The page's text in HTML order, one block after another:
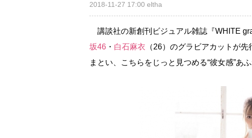
2018-11-27 17:00 eltha
講談社の新創刊ビジュアル雑誌『WHITE
坂46 ・ 白石麻衣 （26）のグラビアカットが
まとい、こちらをじっと見つめる“彼女感”あ